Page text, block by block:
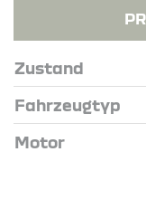
Zustand
Fahrzeugtyp
Motor